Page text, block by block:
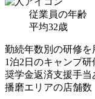
従業員の年齢
平均32歳
勤続年数別の研修を
1泊2日のキャンプ研
奨学金返済支援手当
播磨エリアの店舗数